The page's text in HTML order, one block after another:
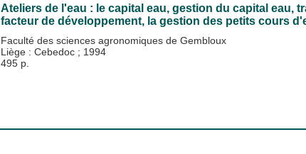
Ateliers de l'eau : le capital eau, gestion du capital eau,
facteur de développement, la gestion des petits cours
Faculté des sciences agronomiques de Gembloux
Liège : Cebedoc ; 1994
495 p.